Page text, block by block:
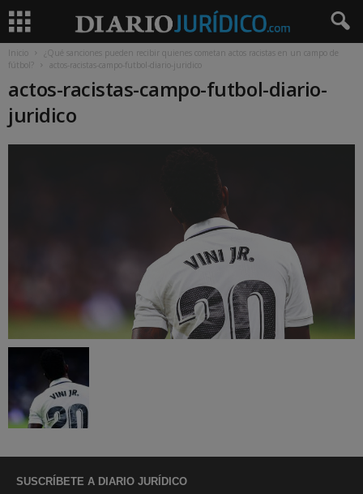
Inicio
¿Qué sanciones pueden recibir quienes cometan actos racistas en un campo de
fútbol?
actos-racistas-campo-futbol-diario-juridico
actos-racistas-campo-futbol-diario-
juridico
SUSCRÍBETE A DIARIO JURÍDICO